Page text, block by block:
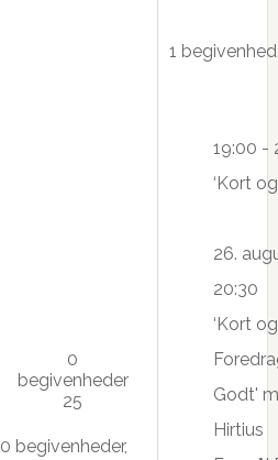
0
begivenheder
25
0 begivenheder,
1
19:00 -
‘Kort
26.
20:30
‘Kort
Godt'
Hirtius